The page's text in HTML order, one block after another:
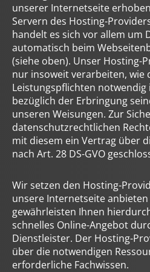
unserer Internetseite
Servern des Hosting-
handelt es sich vor allem um
automatisch beim
(siehe oben). Unser Hosting-
nur insoweit verarbeiten, wie
Leistungspflichten
bezüglich der Erbringung
unseren Weisungen. Zur
datenschutzrechtlichen
mit diesem ein Vertrag über
nach Art. 28 DS-GVO
Wir setzen den Hosting-
unsere Internetseite
gewährleisten Ihnen
schnelles Online-Angebot
Dienstleister. Der Hosting-
über die notwendigen
erforderliche Fachwissen.